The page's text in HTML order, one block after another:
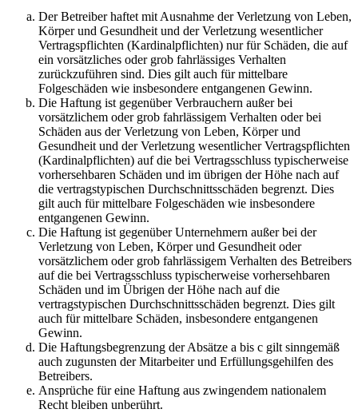
Der Betreiber haftet mit Ausnahme der Verletzung von Leben,
Körper und Gesundheit und der Verletzung wesentlicher
Vertragspflichten (Kardinalpflichten) nur für Schäden, die auf
ein vorsätzliches oder grob fahrlässiges Verhalten
zurückzuführen sind. Dies gilt auch für mittelbare
Folgeschäden wie insbesondere entgangenen Gewinn.
Die Haftung ist gegenüber Verbrauchern außer bei
vorsätzlichem oder grob fahrlässigem Verhalten oder bei
Schäden aus der Verletzung von Leben, Körper und
Gesundheit und der Verletzung wesentlicher Vertragspflichten
(Kardinalpflichten) auf die bei Vertragsschluss typischerweise
vorhersehbaren Schäden und im übrigen der Höhe nach auf
die vertragstypischen Durchschnittsschäden begrenzt. Dies
gilt auch für mittelbare Folgeschäden wie insbesondere
entgangenen Gewinn.
Die Haftung ist gegenüber Unternehmern außer bei der
Verletzung von Leben, Körper und Gesundheit oder
vorsätzlichem oder grob fahrlässigem Verhalten des Betreibers
auf die bei Vertragsschluss typischerweise vorhersehbaren
Schäden und im Übrigen der Höhe nach auf die
vertragstypischen Durchschnittsschäden begrenzt. Dies gilt
auch für mittelbare Schäden, insbesondere entgangenen
Gewinn.
Die Haftungsbegrenzung der Absätze a bis c gilt sinngemäß
auch zugunsten der Mitarbeiter und Erfüllungsgehilfen des
Betreibers.
Ansprüche für eine Haftung aus zwingendem nationalem
Recht bleiben unberührt.